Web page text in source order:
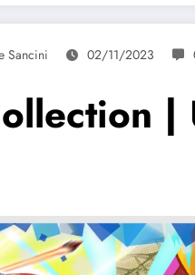
Sancini 02/11/2023
|